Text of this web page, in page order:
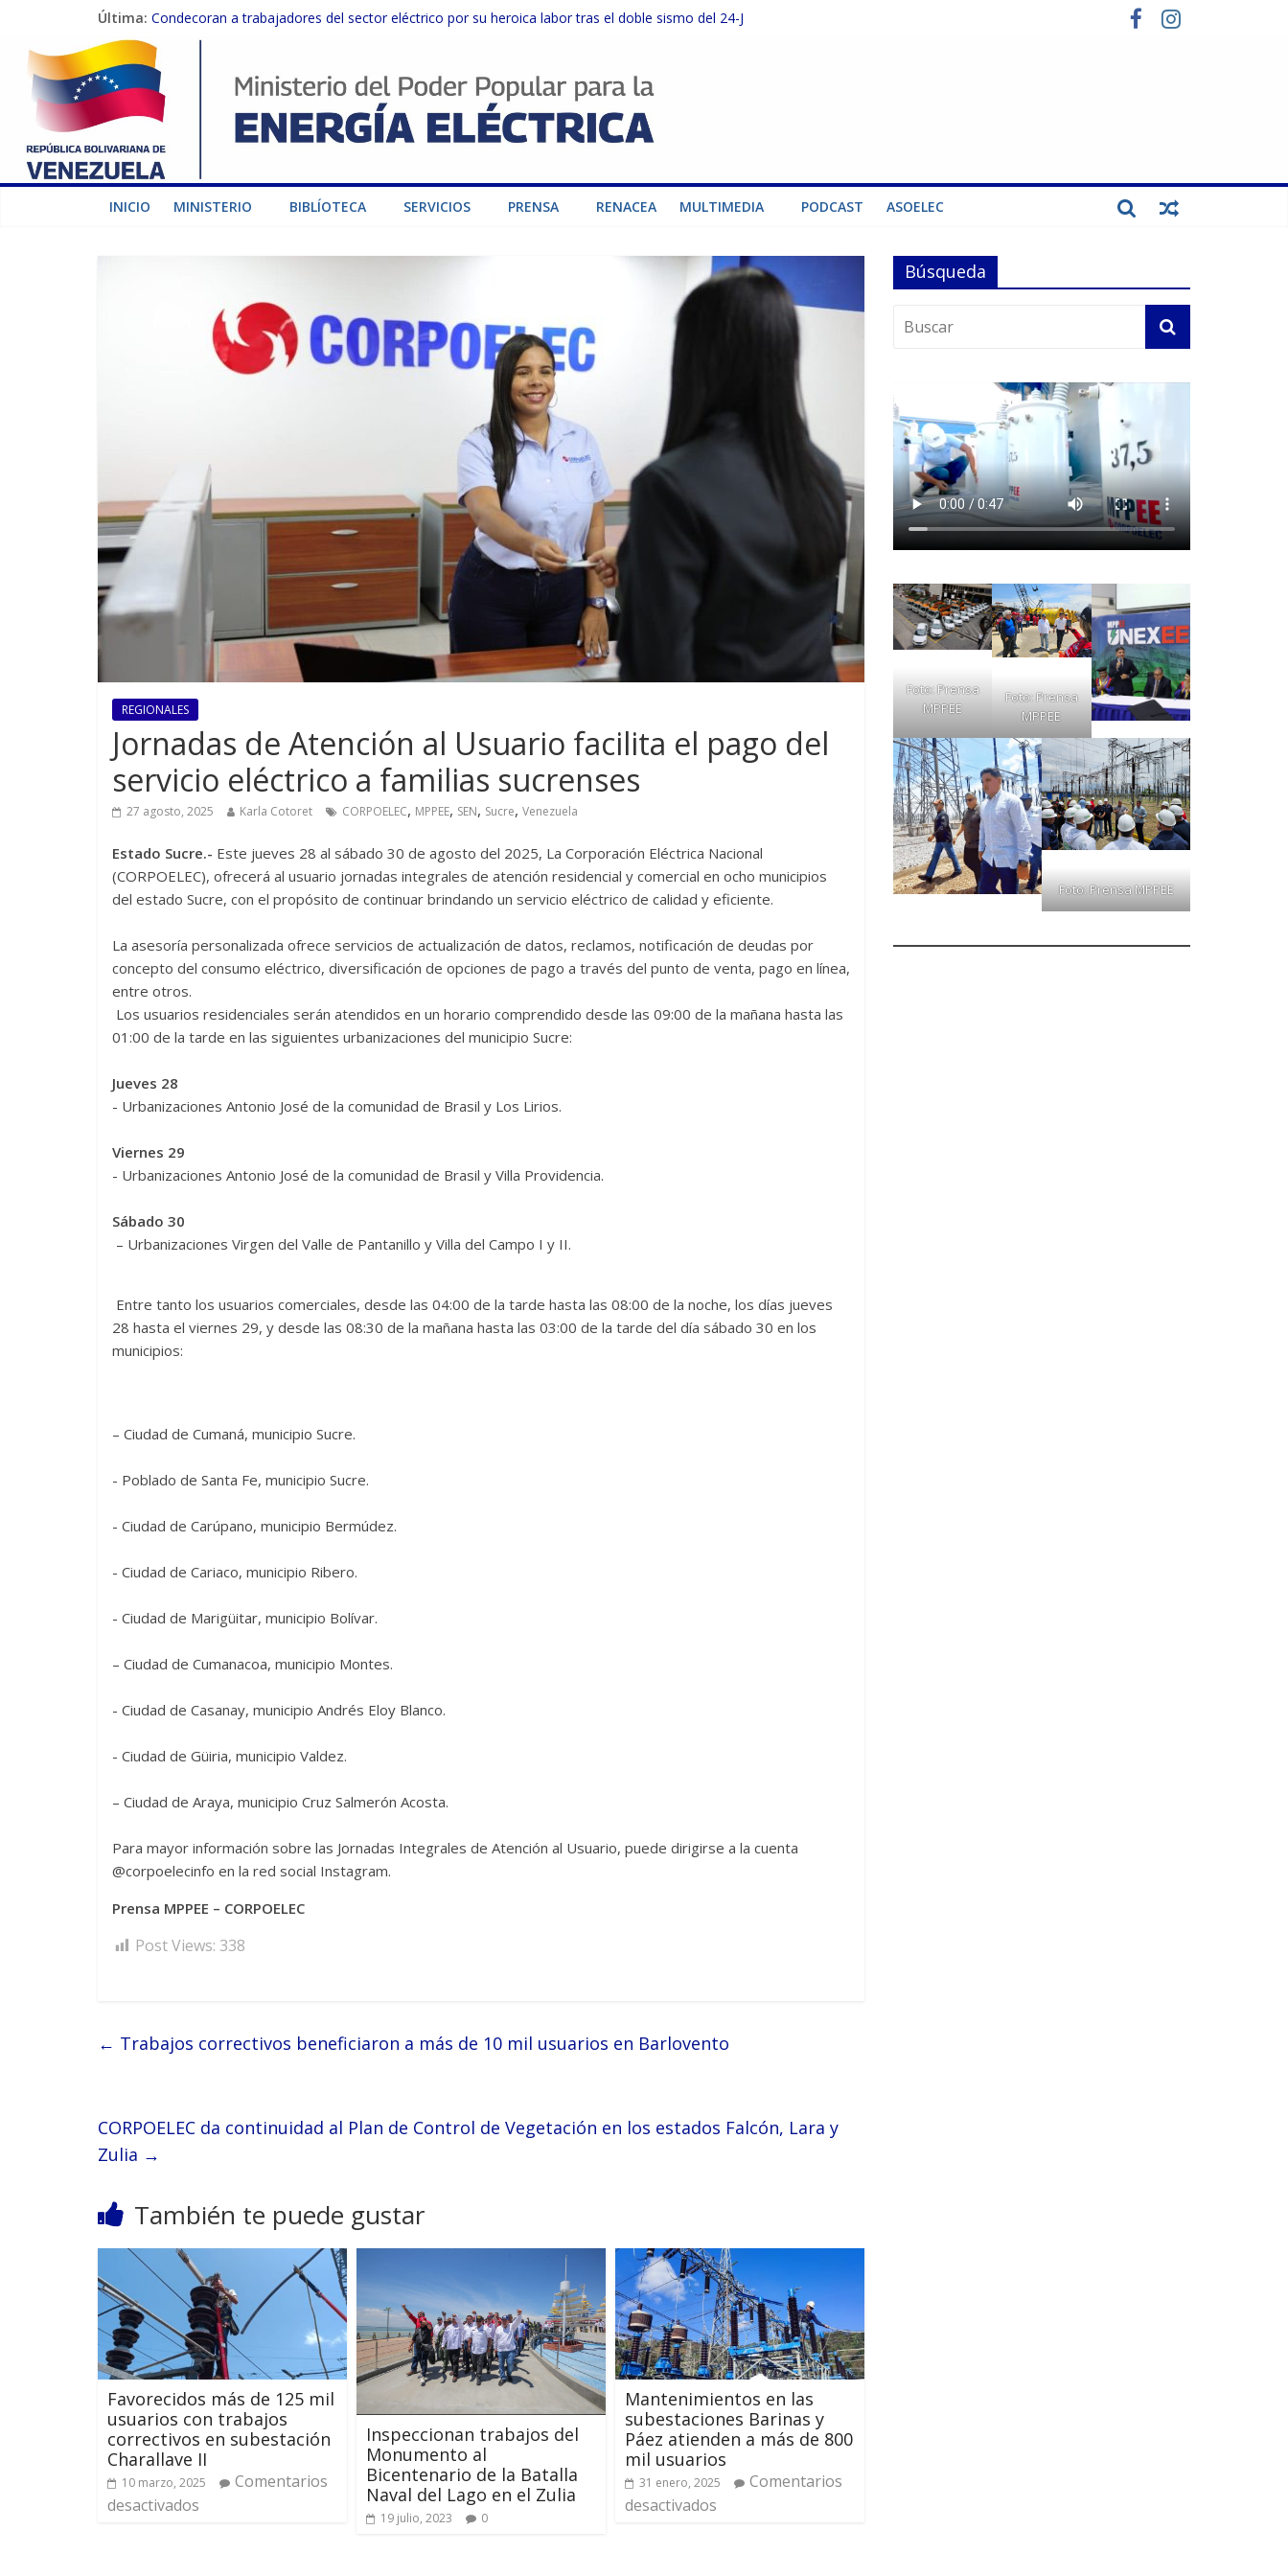
Última: Condecoran a trabajadores del sector eléctrico por su heroica labor tras el doble sismo del 24-J
Gobierno Nacional coordina acciones con el sector privado para fortalecer el SEN ante el «Súper Niño»
Inspeccionan trabajos de rehabilitación en instalaciones del SEN en Carabobo
Gobierno Nacional activa plan preventivo para fortalecer el SEN ante el fenómeno de El Niño
Termocarabobo recupera el 50% de su capacidad de generación para fortalecer el SEN
INICIO MINISTERIO BIBLÍOTECA SERVICIOS PRENSA RENACEA MULTIMEDIA PODCAST ASOELEC
REGIONALES
Jornadas de Atención al Usuario facilita el pago del
servicio eléctrico a familias sucrenses
27 agosto, 2025 Karla Cotoret CORPOELEC, MPPEE, SEN, Sucre, Venezuela
Estado Sucre.- Este jueves 28 al sábado 30 de agosto del 2025, La Corporación Eléctrica Nacional
(CORPOELEC), ofrecerá al usuario jornadas integrales de atención residencial y comercial en ocho municipios
del estado Sucre, con el propósito de continuar brindando un servicio eléctrico de calidad y eficiente.
‎La asesoría personalizada ofrece servicios de actualización de datos, reclamos, notificación de deudas por
concepto del consumo eléctrico, diversificación de opciones de pago a través del punto de venta, pago en línea,
entre otros.
‎ Los usuarios residenciales serán atendidos en un horario comprendido desde las 09:00 de la mañana hasta las
01:00 de la tarde en las siguientes urbanizaciones del municipio Sucre:
Jueves 28
‎- Urbanizaciones Antonio José de la comunidad de Brasil y Los Lirios.
‎Viernes 29
‎- Urbanizaciones Antonio José de la comunidad de Brasil y Villa Providencia.
‎Sábado 30
‎ – Urbanizaciones Virgen del Valle de Pantanillo y Villa del Campo I y II.
‎ Entre tanto los usuarios comerciales, desde las 04:00 de la tarde hasta las 08:00 de la noche, los días jueves
28 hasta el viernes 29, y desde las 08:30 de la mañana hasta las 03:00 de la tarde del día sábado 30 en los
municipios:
– Ciudad de Cumaná, municipio Sucre.
‎- Poblado de Santa Fe, municipio Sucre.
‎- Ciudad de Carúpano, municipio Bermúdez.
‎- Ciudad de Cariaco, municipio Ribero.
‎- Ciudad de Marigüitar, municipio Bolívar.
– ‎Ciudad de Cumanacoa, municipio Montes.
‎- Ciudad de Casanay, municipio Andrés Eloy Blanco.
‎- Ciudad de Güiria, municipio Valdez.
– ‎Ciudad de Araya, municipio Cruz Salmerón Acosta.
‎Para mayor información sobre las Jornadas Integrales de Atención al Usuario, puede dirigirse a la cuenta
@corpoelecinfo en la red social Instagram.
Prensa MPPEE – CORPOELEC
Post Views: 338
← Trabajos correctivos beneficiaron a más de 10 mil usuarios en Barlovento
CORPOELEC da continuidad al Plan de Control de Vegetación en los estados Falcón, Lara y
Zulia →
También te puede gustar
Favorecidos más de 125 mil
usuarios con trabajos
correctivos en subestación
Charallave II
10 marzo, 2025
Comentarios
desactivados
Inspeccionan trabajos del
Monumento al
Bicentenario de la Batalla
Naval del Lago en el Zulia
19 julio, 2023 0
Mantenimientos en las
subestaciones Barinas y
Páez atienden a más de 800
mil usuarios
31 enero, 2025
Comentarios
desactivados
Búsqueda
Foto: Prensa
MPPEE
Foto: Prensa
MPPEE
Foto: Prensa MPPEE